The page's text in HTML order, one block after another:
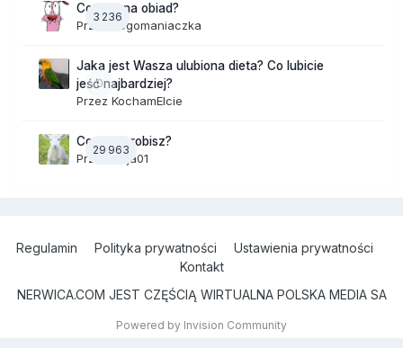
3 236
Co dziś na obiad?
Przezdogomaniaczka
0
Jaka jest Wasza ulubiona dieta? Co lubicie
jeść najbardziej?
Przez KochamElcie
29 963
Co teraz robisz?
PrzezAnja01
Regulamin Polityka prywatności
Ustawienia prywatności
Kontakt
NERWICA.COM JEST CZĘŚCIĄ WIRTUALNA POLSKA MEDIA SA
Powered by Invision Community